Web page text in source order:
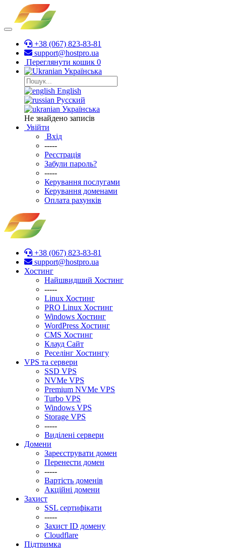
+38 (067) 823-83-81
support@hostpro.ua
Переглянути кошик 0
Українська
English
Русский
Українська
Не знайдено записів
Увійти
Вхід
-----
Реєстрація
Забули пароль?
-----
Керування послугами
Керування доменами
Оплата рахунків
+38 (067) 823-83-81
support@hostpro.ua
Хостинг
Найшвидший Хостинг
-----
Linux Хостинг
PRO Linux Хостинг
Windows Хостинг
WordPress Хостинг
CMS Хостинг
Клауд Сайт
Реселінг Хостингу
VPS та сервери
SSD VPS
NVMe VPS
Premium NVMe VPS
Turbo VPS
Windows VPS
Stоrage VPS
-----
Виділені сервери
Домени
Зареєструвати домен
Перенести домен
-----
Вартість доменів
Акційні домени
Захист
SSL сертифікати
-----
Захист ID домену
Clоudflare
Підтримка